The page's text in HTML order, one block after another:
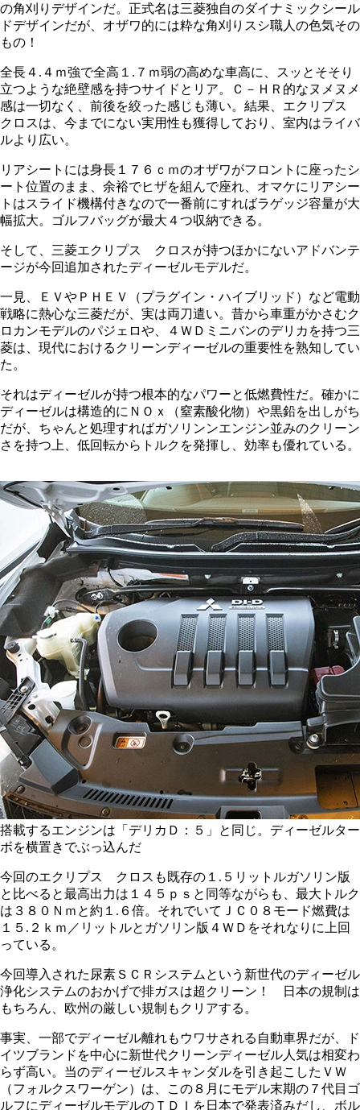
の角刈りデザインだ。正式名は三菱独自のダイナミックシール
ドデザインだが、オザワ的には粋な角刈りスシ職人の色気その
もの！
全長４.４ｍ強で全高１.７ｍ弱の高めな車高に、スッとそそり
立つような絶壁感を持つサイドとリア。Ｃ－ＨＲ的なヌメヌメ
感は一切なく、前後を絞った感じも薄い。結果、エクリプス
クロスは、今までにない実用性も獲得しており、室内はライバ
ルより広い。
リアシートには身長１７６ｃｍのオザワがフロントに座ったシ
ート位置のまま、余裕でヒザを組んで座れ、オマケにリアシー
トはスライド機構付きなので一番前にすればラゲッジ容量が大
幅拡大。ゴルフバッグが最大４つ収納できる。
そして、三菱エクリプス クロスが持つほかにないアドバンテ
ージが今回追加されたディーゼルモデルだ。
一見、ＥＶやＰＨＥＶ（プラグイン・ハイブリッド）など電動
戦略に熱心な三菱だが、実は両刀遣い。昔から車重がかさむク
ロカンモデルのパジェロや、４ＷＤミニバンのデリカを持つ三
菱は、現代におけるクリーンディーゼルの重要性を熟知してい
た。
それはディーゼルが持つ根本的なパワーと低燃費性だ。確かに
ディーゼルは構造的にＮＯｘ（窒素酸化物）や黒鉛を出しがち
だが、ちゃんと処理すればガソリンンエンジン並みのクリーン
さを持つ上、低回転からトルクを発揮し、効率も優れている。
搭載するエンジンは「デリカＤ：５」と同じ。ディーゼルター
ボを横置きでぶっ込んだ
今回のエクリプス クロスも既存の１.５リットルガソリン版
と比べると最高出力は１４５ｐｓと同等ながらも、最大トルク
は３８０Ｎｍと約１.６倍。それでいてＪＣ０８モード燃費は
１５.２ｋｍ／リットルとガソリン版４ＷＤをそれなりに上回
っている。
今回導入された尿素ＳＣＲシステムという新世代のディーゼル
浄化システムのおかげで排ガスは超クリーン！ 日本の規制は
もちろん、欧州の厳しい規制もクリアする。
事実、一部でディーゼル離れもウワサされる自動車界だが、ド
イツブランドを中心に新世代クリーンディーゼル人気は相変わ
らず高い。当のディーゼルスキャンダルを引き起こしたＶＷ
（フォルクスワーゲン）は、この８月にモデル末期の７代目ゴ
ルフにディーゼルモデルのＴＤＩを日本で発表済みだし、ボル